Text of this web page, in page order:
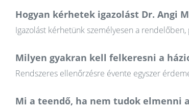
Hogyan kérhetek igazolást Dr. Angi
Igazolást kérhetünk személyesen a
Milyen gyakran kell felkeresni a
Rendszeres ellenőrzésre évente egyszer
Mi a teendő, ha nem tudok elmenni